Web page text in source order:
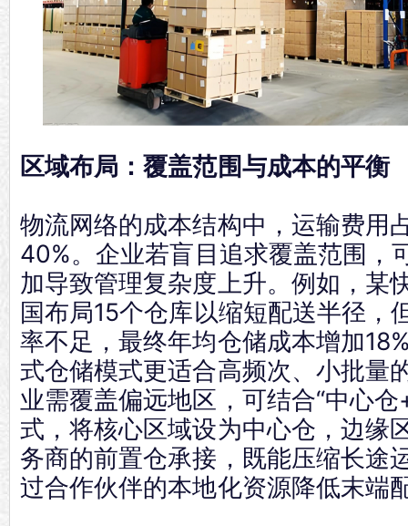
区域布局：覆盖范围与成本的平衡
物流网络的成本结构中，运输费用
40%。企业若盲目追求覆盖范围，
加导致管理复杂度上升。例如，某
国布局15个仓库以缩短配送半径，
率不足，最终年均仓储成本增加
式仓储模式更适合高频次、小批量
业需覆盖偏远地区，可结合“中心
式，将核心区域设为中心仓，边缘
务商的前置仓承接，既能压缩长途
过合作伙伴的本地化资源降低末端